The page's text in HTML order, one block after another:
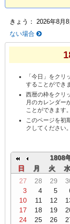
きょう： 2026年8月
ない場合
「今日」をク
することができ
西暦の枠をクリ
月のカレンダー
ことができます。
このページを初
クしてください。
1808
日
月 火 水
27
28 29
3
4 5
10
11 12
17
18 19
24
25 26